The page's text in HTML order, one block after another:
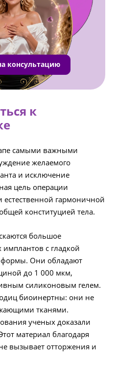
консультацию
к
самыми важными
желаемого
и исключение
цель операции
естественной гармоничной
конституцией тела.
большое
с гладкой
формы. Они обладают
до 1 000 мкм,
силиконовым гелем.
биоинертны: они не
тканями.
ученых доказали
материал благодаря
вызывает отторжения и